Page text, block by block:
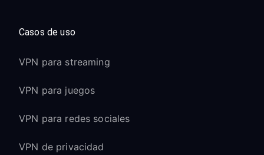
Casos de uso
VPN para streaming
VPN para juegos
VPN para redes sociales
VPN de privacidad